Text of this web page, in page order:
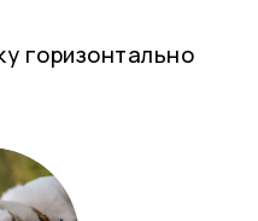
горизонтально